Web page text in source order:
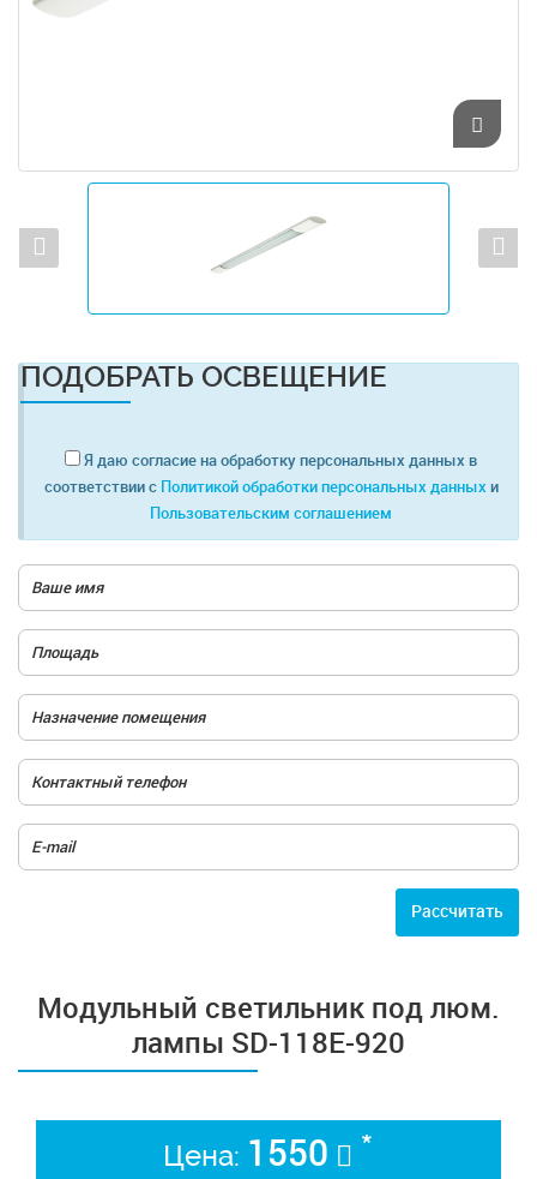
ПОДОБРАТЬ ОСВЕЩЕНИЕ
Я даю согласие на обработку персональных данных в
соответствии с Политикой обработки персональных данных и
Пользовательским соглашением
Расcчитать
Модульный светильник под люм.
лампы SD-118E-920
Цена: 1550 *